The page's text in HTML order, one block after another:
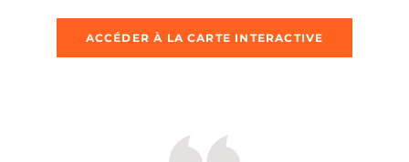
ACCÉDER À LA CARTE INTERACTIVE